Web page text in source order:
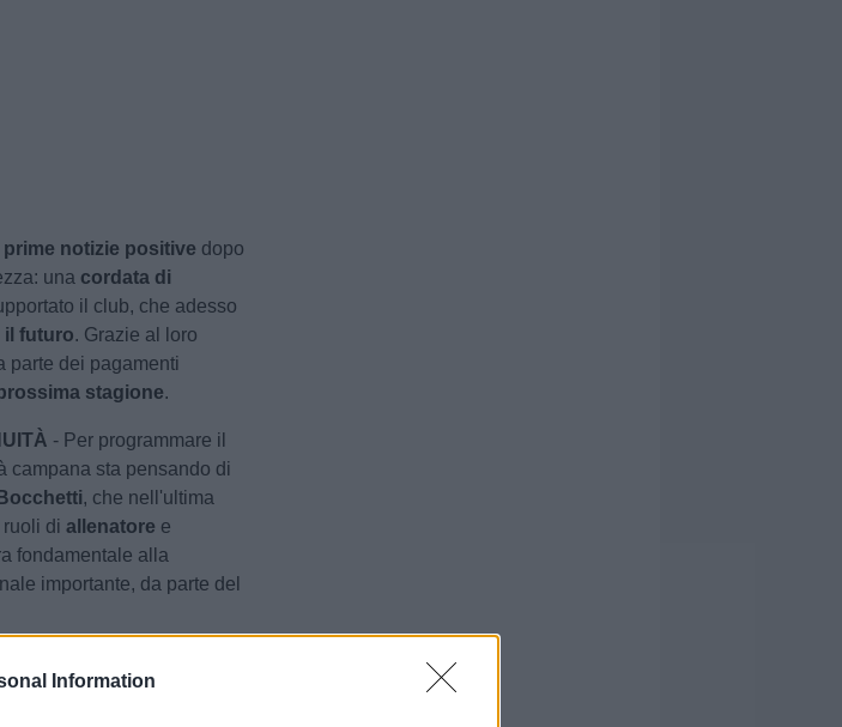
Information
prime notizie positive dopo
una cordata di
il club, che adesso
il futuro. Grazie al loro
parte dei pagamenti
stagione.
- Per programmare il
campana sta pensando di
, che nell'ultima
ruoli diallenatore e
fondamentale alla
importante, da parte del
di incertezza, l'ambiente